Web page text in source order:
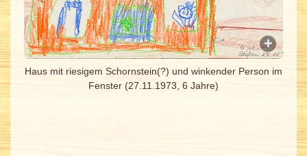
Haus mit riesigem Schornstein(?) und winkender Person im
Fenster (27.11.1973, 6 Jahre)